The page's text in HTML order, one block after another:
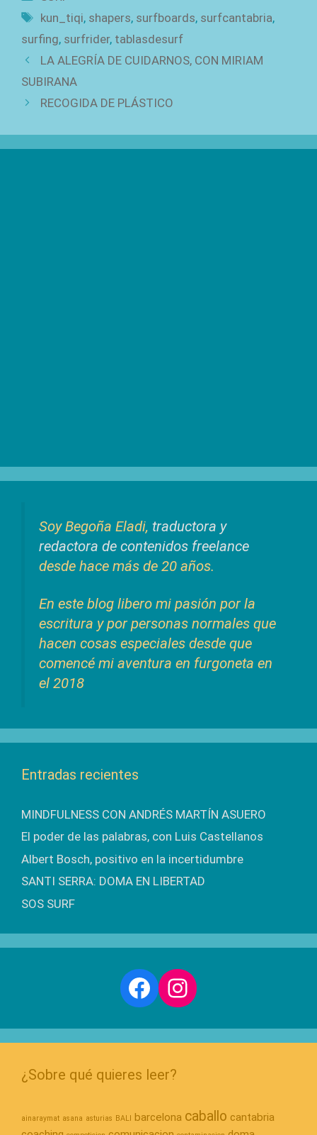
Etiquetas
kun_tiqi, shapers, surfboards, surfcantabria,
surfing, surfrider, tablasdesurf
LA ALEGRÍA DE CUIDARNOS, CON MIRIAM
SUBIRANA
RECOGIDA DE PLÁSTICO
Soy Begoña Eladi, traductora y
redactora de contenidos freelance
desde hace más de 20 años.
En este blog libero mi pasión por la
escritura y por personas normales que
hacen cosas especiales desde que
comencé mi aventura en furgoneta en
el 2018
Entradas recientes
MINDFULNESS CON ANDRÉS MARTÍN ASUERO
El poder de las palabras, con Luis Castellanos
Albert Bosch, positivo en la incertidumbre
SANTI SERRA: DOMA EN LIBERTAD
SOS SURF
Facebook
Instagram
¿Sobre qué quieres leer?
ainaraymat asana asturias BALI barcelona caballo cantabria